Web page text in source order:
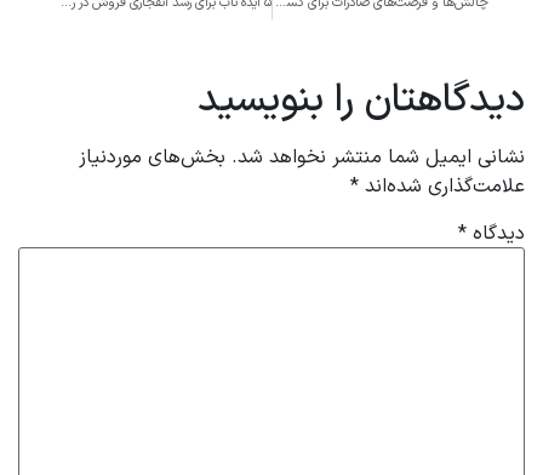
دیدگاهتان را بنویسید
نشانی ایمیل شما منتشر نخواهد شد. بخش‌های موردنیاز
علامت‌گذاری شده‌اند *
دیدگاه *